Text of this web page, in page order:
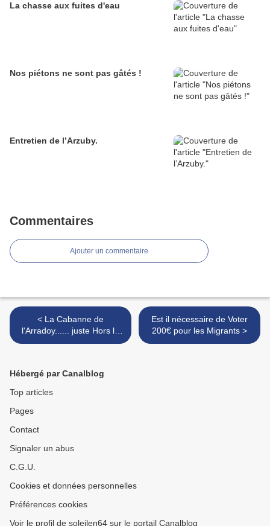
La chasse aux fuites d'eau
Nos piétons ne sont pas gâtés !
Entretien de l’Arzuby.
Commentaires
Ajouter un commentaire
< La Cabanne de
l'Arradoy...... juste Hors la
LOI !
Est il nécessaire de Voter
200€ pour les Migrants >
Hébergé par Canalblog
Top articles
Pages
Contact
Signaler un abus
C.G.U.
Cookies et données personnelles
Préférences cookies
Voir le profil de soleilen64 sur le portail Canalblog